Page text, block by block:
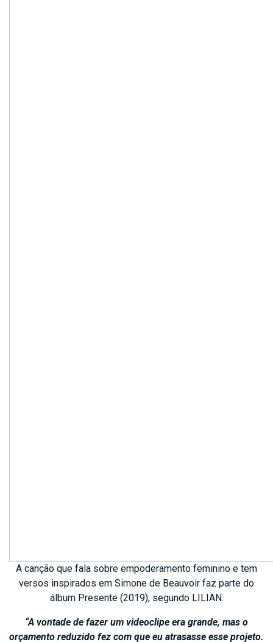
A canção que fala sobre empoderamento feminino e tem
versos inspirados em Simone de Beauvoir faz parte do
álbum Presente (2019), segundo LILIAN:
“A vontade de fazer um videoclipe era grande, mas o
orçamento reduzido fez com que eu atrasasse esse projeto.